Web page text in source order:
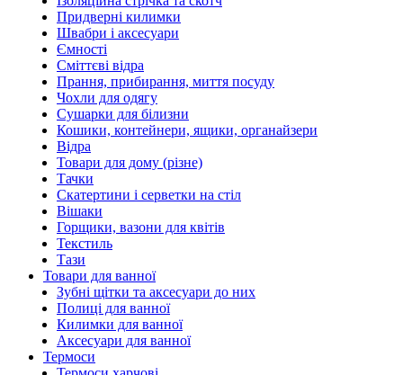
Придверні килимки
Швабри і аксесуари
Ємності
Сміттєві відра
Прання, прибирання, миття посуду
Чохли для одягу
Сушарки для білизни
Кошики, контейнери, ящики, органайзери
Відра
Товари для дому (різне)
Тачки
Скатертини і серветки на стіл
Вішаки
Горщики, вазони для квітів
Текстиль
Тази
Товари для ванної
Зубні щітки та аксесуари до них
Полиці для ванної
Килимки для ванної
Аксесуари для ванної
Термоси